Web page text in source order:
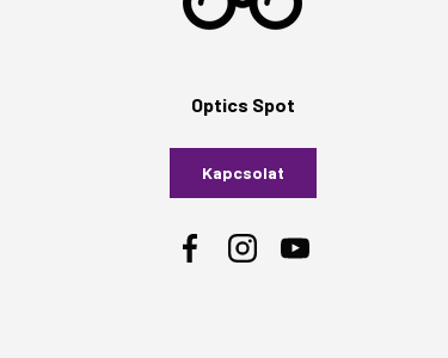
Optics Spot
Kapcsolat
FacebookInstagramYouTube